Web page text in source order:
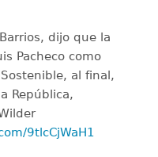
dijo que la
Pacheco como
al final,
República,
9tlcCjWaH1